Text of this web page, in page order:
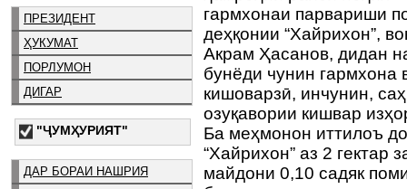
ПРЕЗИДЕНТ
ҲУКУМАТ
ПОРЛУМОН
ДИГАР
"ҶУМҲУРИЯТ"
ДАР БОРАИ НАШРИЯ
гармхонаи парвариши
деҳқонии “Хайрихон”,
Акрам Ҳасанов, дидан
бунёди чунин гармхона
кишоварзӣ, инчунин,
озуқавории кишвар
Ба меҳмонон иттилоъ
“Хайрихон” аз 2 гектар
майдони 0,10 садяк